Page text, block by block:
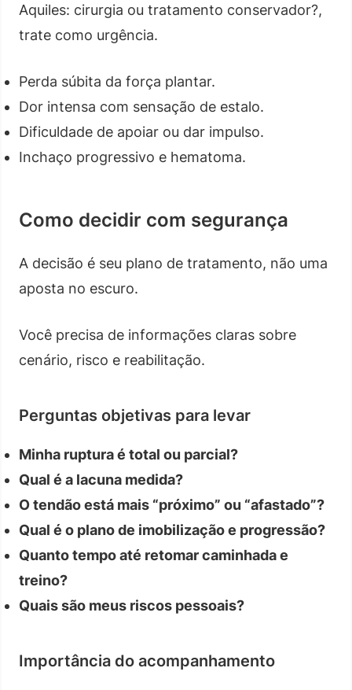
Aquiles: cirurgia ou tratamento conservador?,
trate como urgência.
Perda súbita da força plantar.
Dor intensa com sensação de estalo.
Dificuldade de apoiar ou dar impulso.
Inchaço progressivo e hematoma.
Como decidir com segurança
A decisão é seu plano de tratamento, não uma
aposta no escuro.
Você precisa de informações claras sobre
cenário, risco e reabilitação.
Perguntas objetivas para levar
Minha ruptura é total ou parcial?
Qual é a lacuna medida?
O tendão está mais “próximo” ou “afastado”?
Qual é o plano de imobilização e progressão?
Quanto tempo até retomar caminhada e
treino?
Quais são meus riscos pessoais?
Importância do acompanhamento